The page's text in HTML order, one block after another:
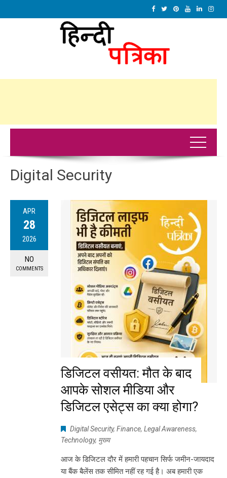
Digital Security
APR
28
2026
NO
COMMENTS
डिजिटल वसीयत: मौत के बाद
आपके सोशल मीडिया और
डिजिटल एसेट्स का क्या होगा?
Digital Security, Finance, Legal Awareness,
Technology, मुख्य
आज के डिजिटल दौर में हमारी पहचान सिर्फ जमीन-जायदाद
या बैंक बैलेंस तक सीमित नहीं रह गई है। अब हमारी एक